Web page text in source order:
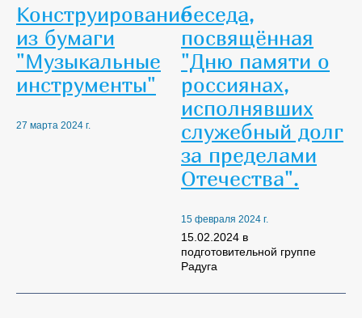
Конструирование
из бумаги
"Музыкальные
инструменты"
27 марта 2024 г.
беседа,
посвящённая
"Дню памяти о
россиянах,
исполнявших
служебный долг
за пределами
Отечества".
15 февраля 2024 г.
15.02.2024 в
подготовительной группе
Радуга